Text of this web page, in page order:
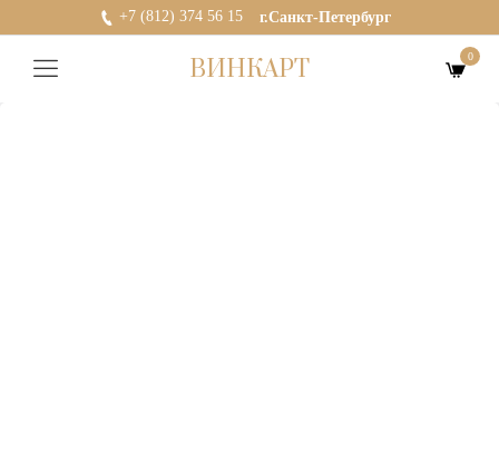
+7 (812) 374 56 15 г.Санкт-Петербург
ВИНКАРТ 0